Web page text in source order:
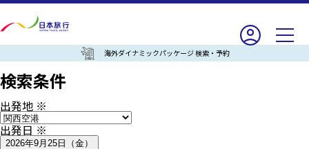
海外ダイナミックパッケージ 検索・予約
検索条件
出発地 ※
出発日※
2026年9月25日（金）